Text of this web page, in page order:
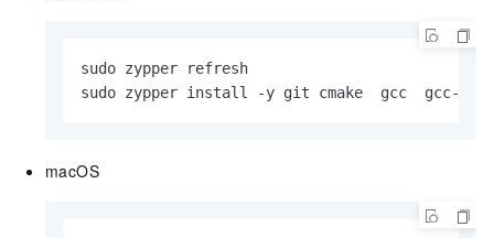
sudo zypper refresh
sudo zypper install -y git cmake  gcc  gcc-c++
macOS